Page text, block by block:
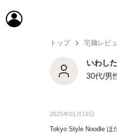
トップ 宅麺レビ
いわした
30代/男
2025年01月18日
Tokyo Style Noodle ほ